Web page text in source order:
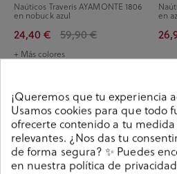
Naúticos Traveris AYAMONTE 1806
en nobuck azul
24,40 € 59,90 €
+ Más colores
en
Has visto 4 de 4
4.78/ 5.0
2895Valoraciones
¡Queremos que tu experiencia
Usamos cookies para que todo
ofrecerte contenido a tu
relevantes. ¿Nos das tu
de forma segura? ✨ Puedes
en nuestra política de privacidad